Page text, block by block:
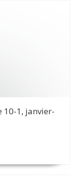
10-1, janvier-